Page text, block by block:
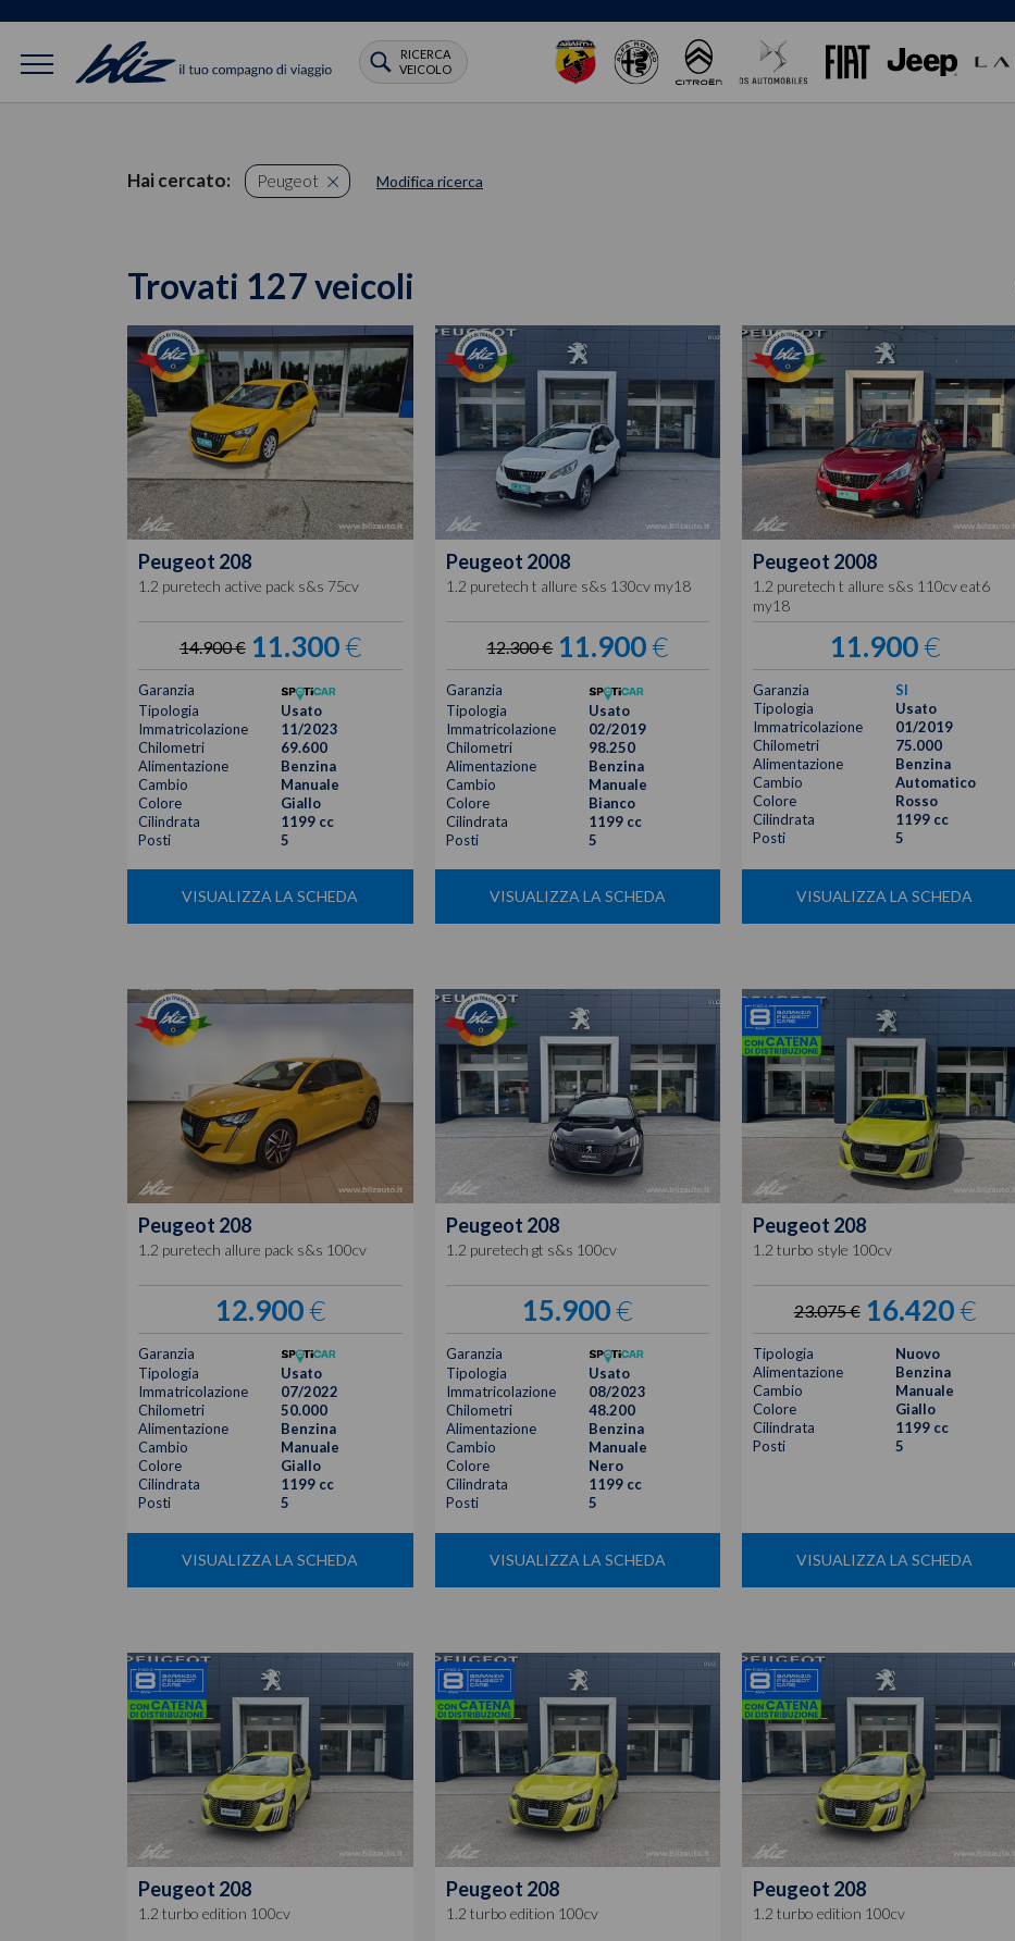
RICERCA
VEICOLO
Hai cercato: Peugeot Modifica ricerca
Trovati 127 veicoli
Peugeot 208
1.2 puretech active pack s&s 75cv
14.900 € 11.300€
Garanzia
Tipologia
Usato
Immatricolazione
11/2023
Chilometri
69.600
Alimentazione
Benzina
Cambio
Manuale
Colore
Giallo
Cilindrata
1199 cc
Posti
5
VISUALIZZA LA SCHEDA
Peugeot 2008
1.2 puretech t allure s&s 130cv my18
12.300 € 11.900€
Garanzia
Tipologia
Usato
Immatricolazione
02/2019
Chilometri
98.250
Alimentazione
Benzina
Cambio
Manuale
Colore
Bianco
Cilindrata
1199 cc
Posti
5
VISUALIZZA LA SCHEDA
Peugeot 2008
1.2 puretech t allure s&s 110cv eat6
my18
11.900€
Garanzia
SI
Tipologia
Usato
Immatricolazione
01/2019
Chilometri
75.000
Alimentazione
Benzina
Cambio
Automatico
Colore
Rosso
Cilindrata
1199 cc
Posti
5
VISUALIZZA LA SCHEDA
Peugeot 208
1.2 puretech allure pack s&s 100cv
12.900€
Garanzia
Tipologia
Usato
Immatricolazione
07/2022
Chilometri
50.000
Alimentazione
Benzina
Cambio
Manuale
Colore
Giallo
Cilindrata
1199 cc
Posti
5
VISUALIZZA LA SCHEDA
Peugeot 208
1.2 puretech gt s&s 100cv
15.900€
Garanzia
Tipologia
Usato
Immatricolazione
08/2023
Chilometri
48.200
Alimentazione
Benzina
Cambio
Manuale
Colore
Nero
Cilindrata
1199 cc
Posti
5
VISUALIZZA LA SCHEDA
Peugeot 208
1.2 turbo style 100cv
23.075 € 16.420€
Tipologia
Nuovo
Alimentazione
Benzina
Cambio
Manuale
Colore
Giallo
Cilindrata
1199 cc
Posti
5
VISUALIZZA LA SCHEDA
Peugeot 208
1.2 turbo edition 100cv
Peugeot 208
1.2 turbo edition 100cv
Peugeot 208
1.2 turbo edition 100cv